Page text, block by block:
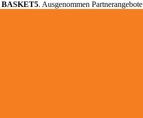
BASKET5. Ausgenommen Partnerangebote